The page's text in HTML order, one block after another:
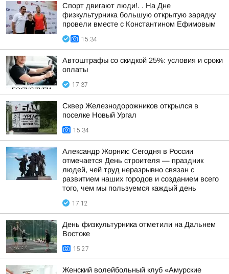
Спорт двигают люди!. . На Дне
физкультурника большую открытую зарядку
провели вместе с Константином Ефимовым
15:34
Автоштрафы со скидкой 25%: условия и сроки
оплаты
17:37
Сквер Железнодорожников открылся в
поселке Новый Ургал
15:34
Александр Жорник: Сегодня в России
отмечается День строителя — праздник
людей, чей труд неразрывно связан с
развитием наших городов и созданием всего
того, чем мы пользуемся каждый день
17:12
День физкультурника отметили на Дальнем
Востоке
15:27
Женский волейбольный клуб «Амурские